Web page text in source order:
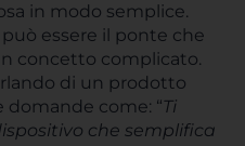
in modo semplice.
essere il ponte che
concetto complicato.
di un prodotto
domande come: “Ti
che semplifica